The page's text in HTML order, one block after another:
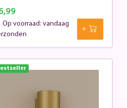
Op voorraad: vandaag